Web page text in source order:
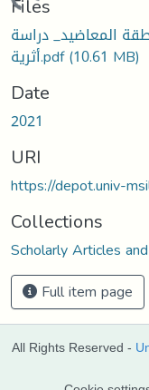
Loading...
المعاضيد_ دراسة
أثرية.pdf(10.61 MB)
Date
2021
URI
https://depot.univ-
Collections
Scholarly Articles
Full item page
All Rights Reserved -